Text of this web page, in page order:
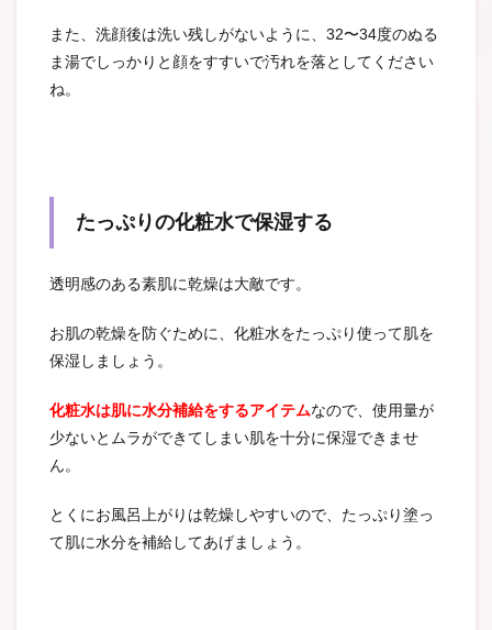
また、洗顔後は洗い残しがないように、32〜34度のぬる
ま湯でしっかりと顔をすすいで汚れを落としてください
ね。
たっぷりの化粧水で保湿する
透明感のある素肌に乾燥は大敵です。
お肌の乾燥を防ぐために、化粧水をたっぷり使って肌を
保湿しましょう。
化粧水は肌に水分補給をするアイテムなので、使用量が
少ないとムラができてしまい肌を十分に保湿できませ
ん。
とくにお風呂上がりは乾燥しやすいので、たっぷり塗っ
て肌に水分を補給してあげましょう。